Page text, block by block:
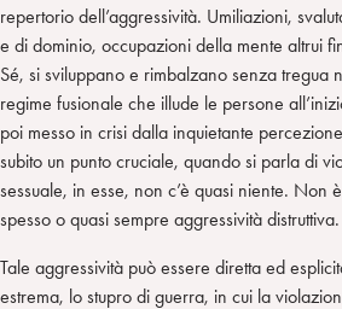
repertorio dell’aggressività. Umiliazioni,
e di dominio, occupazioni della mente altrui
Sé, si sviluppano e rimbalzano senza tregua
regime fusionale che illude le persone
poi messo in crisi dalla inquietante
subito un punto cruciale, quando si parla di
sessuale, in esse, non c’è quasi niente. Non
spesso o quasi sempre aggressività distruttiva.
Tale aggressività può essere diretta ed
estrema, lo stupro di guerra, in cui la